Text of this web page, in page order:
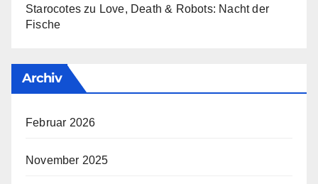
Starocotes zu Love, Death & Robots: Nacht der
Fische
Archiv
Februar 2026
November 2025